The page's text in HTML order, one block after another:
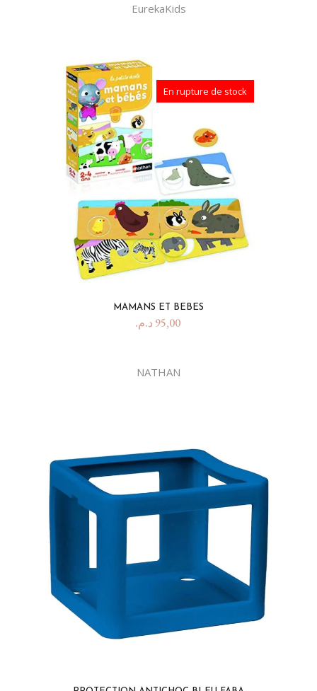
EurekaKids
En rupture de stock
MAMANS ET BEBES
95,00 د.م.
NATHAN